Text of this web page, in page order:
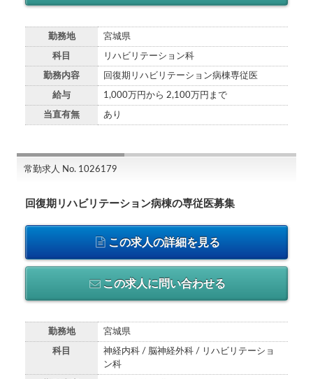
勤務地 宮城県
科目 リハビリテーション科
勤務内容 回復期リハビリテーション病棟専従医
給与 1,000万円から 2,100万円まで
当直有無 あり
常勤求人 No. 1026179
回復期リハビリテーション病棟の専従医募集
この求人の詳細を見る
この求人に問い合わせる
勤務地 宮城県
科目
神経内科 / 脳神経外科 / リハビリテーショ
ン科